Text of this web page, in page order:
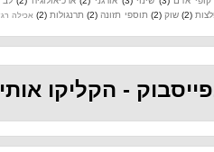
תזונה (2) תרנגולות (2) אכילה רגשית
- הקליקו אותי